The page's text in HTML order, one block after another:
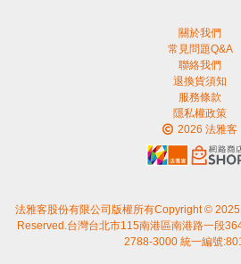
關於我們
常見問題Q&A
聯絡我們
退換貨須知
服務條款
隱私權政策
2026 法雅客
法雅客股份有限公司版權所有Copyright © 2025
Reserved.台灣台北市115南港區南港路一段
2788-3000 統一編號